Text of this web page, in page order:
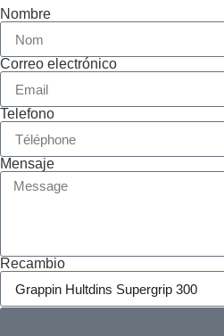
Nombre
Correo electrónico
Telefono
Mensaje
Recambio